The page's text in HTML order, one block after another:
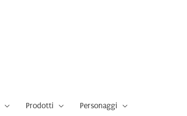
Prodotti Personaggi